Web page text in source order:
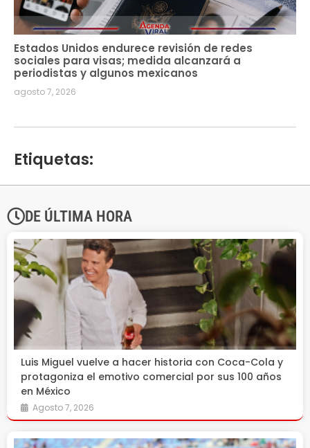
Estados Unidos endurece revisión de redes
sociales para visas; medida alcanzará a
periodistas y algunos mexicanos
agosto 7, 2026
Etiquetas:
DE ÚLTIMA HORA
Luis Miguel vuelve a hacer historia con Coca-Cola y
protagoniza el emotivo comercial por sus 100 años
en México
Agosto 7, 2026